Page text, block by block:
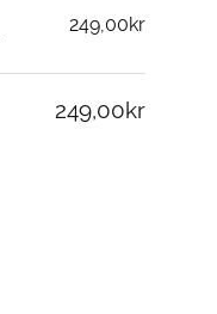
249,00kr
249,00kr